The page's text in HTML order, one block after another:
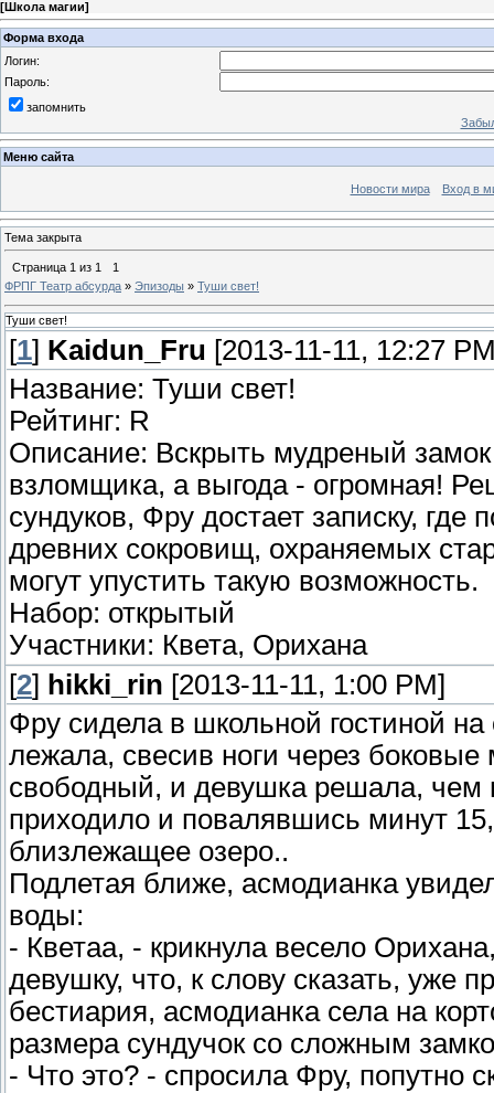
[Школа магии]
Форма входа
Логин:
Пароль:
запомнить
Меню сайта
Новости мира Вход в
Тема закрыта
Страница 1 из 1
1
ФРПГ Театр абсурда » Эпизоды » Туши свет!
Туши свет!
[1] Kaidun_Fru [2013-11-11, 12:27
Название: Туши свет!
Рейтинг: R
Описание: Вскрыть мудреный замок
взломщика, а выгода - огромная!
сундуков, Фру достает записку, где
древних сокровищ, охраняемых
могут упустить такую возможность.
Набор: открытый
Участники: Квета, Орихана
[2] hikki_rin [2013-11-11, 1:00 PM]
Фру сидела в школьной гостиной
лежала, свесив ноги через
свободный, и девушка решала, чем
приходило и повалявшись минут
близлежащее озеро..
Подлетая ближе, асмодианка
воды:
- Кветаа, - крикнула весело
девушку, что, к слову сказать, уже
бестиария, асмодианка села на
размера сундучок со сложным
- Что это? - спросила Фру, попутно